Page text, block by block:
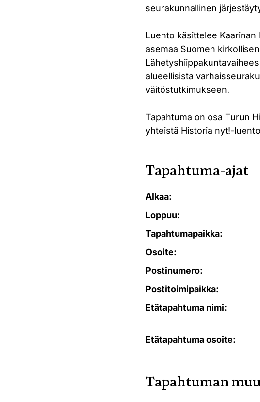
seurakunnallinen
Luento käsittelee
asemaa Suomen
alueellisista
väitöstutkimukseen.
Tapahtuma on osa Turun
yhteistä Historia nyt!-
Tapahtuma-ajat
Alkaa:
Loppuu:
Tapahtumapaikka:
Osoite:
Postinumero:
Postitoimipaikka:
Etätapahtuma nimi:
Etätapahtuma osoite:
Tapahtuman